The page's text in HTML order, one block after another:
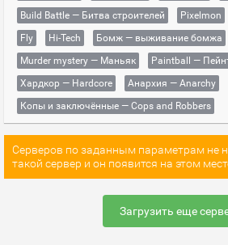
Build Battle — Битва строителей
Pixelmon
Fly
Hi-Tech
Бомж — выживание бомжа
Murder mystery — Маньяк
Paintball —
Хардкор — Hardcore
Анархия — Anarchy
Копы и заключённые — Cops and Robbers
Серверов по заданным параметрам не
такой сервер и он появится на этом
Загрузить еще